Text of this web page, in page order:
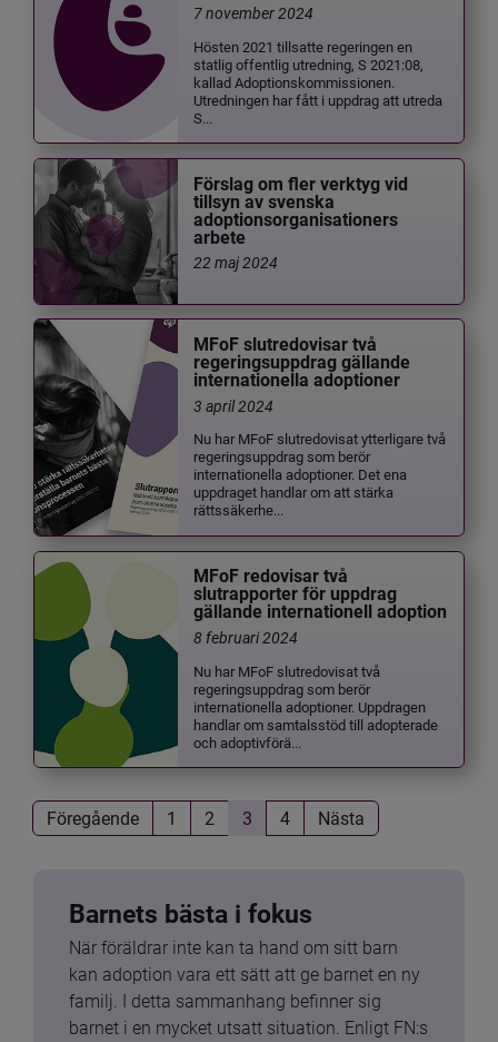
7 november 2024
Hösten 2021 tillsatte regeringen en
statlig offentlig utredning, S 2021:08,
kallad Adoptionskommissionen.
Utredningen har fått i uppdrag att utreda
S...
Förslag om fler verktyg vid
tillsyn av svenska
adoptionsorganisationers
arbete
22 maj 2024
MFoF slutredovisar två
regeringsuppdrag gällande
internationella adoptioner
3 april 2024
Nu har MFoF slutredovisat ytterligare två
regeringsuppdrag som berör
internationella adoptioner. Det ena
uppdraget handlar om att stärka
rättssäkerhe...
MFoF redovisar två
slutrapporter för uppdrag
gällande internationell adoption
8 februari 2024
Nu har MFoF slutredovisat två
regeringsuppdrag som berör
internationella adoptioner. Uppdragen
handlar om samtalsstöd till adopterade
och adoptivförä...
Föregående 1 2 3 4 Nästa
Barnets bästa i fokus
När föräldrar inte kan ta hand om sitt barn
kan adoption vara ett sätt att ge barnet en ny
familj. I detta sammanhang befinner sig
barnet i en mycket utsatt situation. Enligt FN:s